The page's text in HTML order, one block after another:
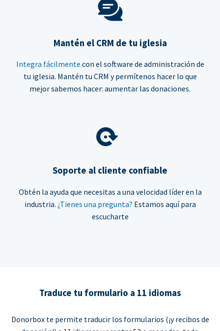
Mantén el CRM de tu iglesia
Integra fácilmente con el software de administración de
tu iglesia. Mantén tu CRM y permítenos hacer lo que
mejor sabemos hacer: aumentar las donaciones.
Soporte al cliente confiable
Obtén la ayuda que necesitas a una velocidad líder en la
industria. ¿Tienes una pregunta? Estamos aquí para
escucharte
Traduce tu formulario a 11 idiomas
Donorbox te permite traducir los formularios (¡y recibos de